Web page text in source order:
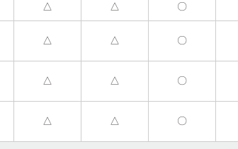
△ △ 〇
△ △ 〇
△ △ 〇
△ △ 〇